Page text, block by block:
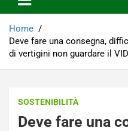
Home
Deve fare una consegna,
di vertigini non guardare il
SOSTENIBILITÀ
Deve fare una